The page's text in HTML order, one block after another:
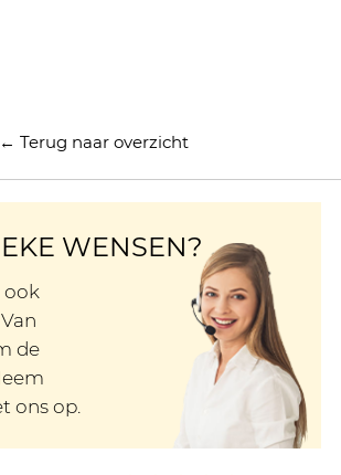
← Terug naar overzicht
WENSEN?
ook
de
ons op.